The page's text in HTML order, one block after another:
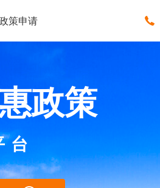
策申请
政策
台